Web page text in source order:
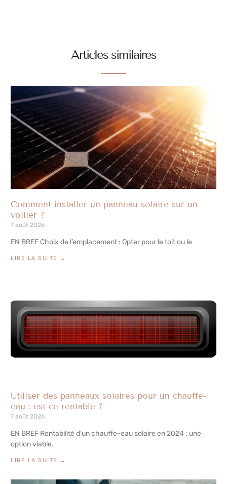
Articles similaires
Comment installer un panneau solaire sur un
voilier ?
7 août 2026
EN BREF Choix de l’emplacement : Opter pour le toit ou le
LIRE LA SUITE →
Utiliser des panneaux solaires pour un chauffe-
eau : est-ce rentable ?
7 août 2026
EN BREF Rentabilité d’un chauffe-eau solaire en 2024 : une
option viable.
LIRE LA SUITE →